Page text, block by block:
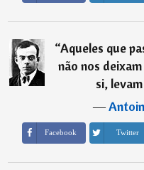
“Aqueles que
não nos
si,
―
Facebook Twitter